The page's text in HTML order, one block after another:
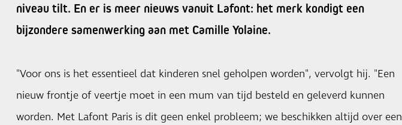
niveau tilt. En er is meer nieuws vanuit Lafont: het merk kondigt een
bijzondere samenwerking aan met Camille Yolaine.
"Voor ons is het essentieel dat kinderen snel geholpen worden", vervolgt hij. "Een
nieuw frontje of veertje moet in een mum van tijd besteld en geleverd kunnen
worden. Met Lafont Paris is dit geen enkel probleem; we beschikken altijd over een